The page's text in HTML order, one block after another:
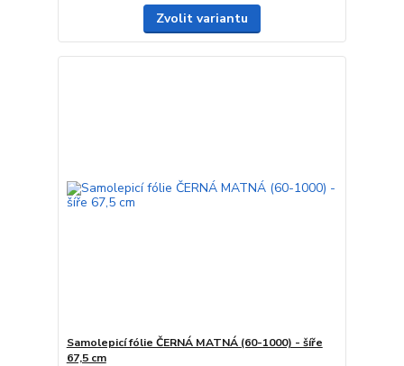
Zvolit variantu
Samolepicí fólie ČERNÁ MATNÁ (60-1000) - šíře
67,5 cm